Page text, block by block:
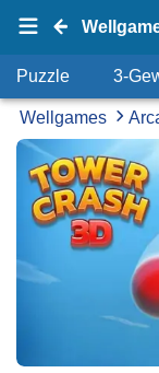
Puzzle 3-
Wellgames